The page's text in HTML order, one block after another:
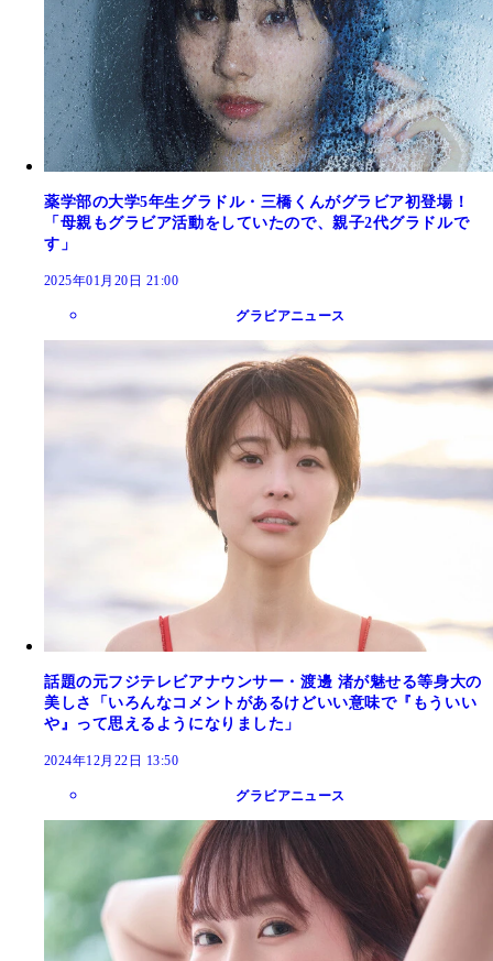
薬学部の大学5年生グラドル・三橋くんがグラビア初登場！
「母親もグラビア活動をしていたので、親子2代グラドルで
す」
2025年01月20日 21:00
グラビアニュース
話題の元フジテレビアナウンサー・渡邊 渚が魅せる等身大の
美しさ「いろんなコメントがあるけどいい意味で『もういい
や』って思えるようになりました」
2024年12月22日 13:50
グラビアニュース